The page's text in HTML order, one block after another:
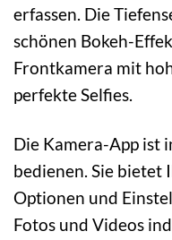
erfassen. Die
schönen Bokeh-
Frontkamera mit
perfekte Selfies.
Die Kamera-App ist
bedienen. Sie bietet
Optionen und
Fotos und Videos